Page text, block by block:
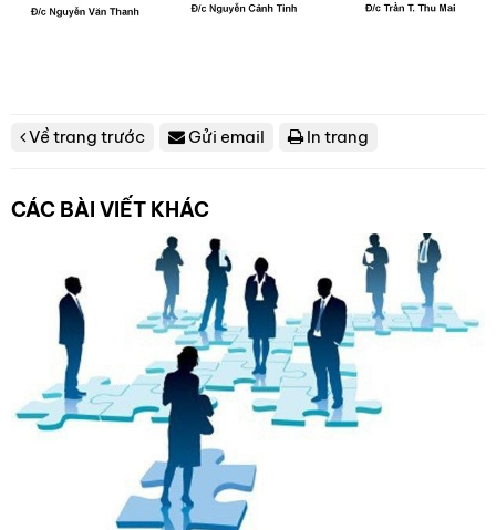
Về trang trước Gửi email In trang
CÁC BÀI VIẾT KHÁC